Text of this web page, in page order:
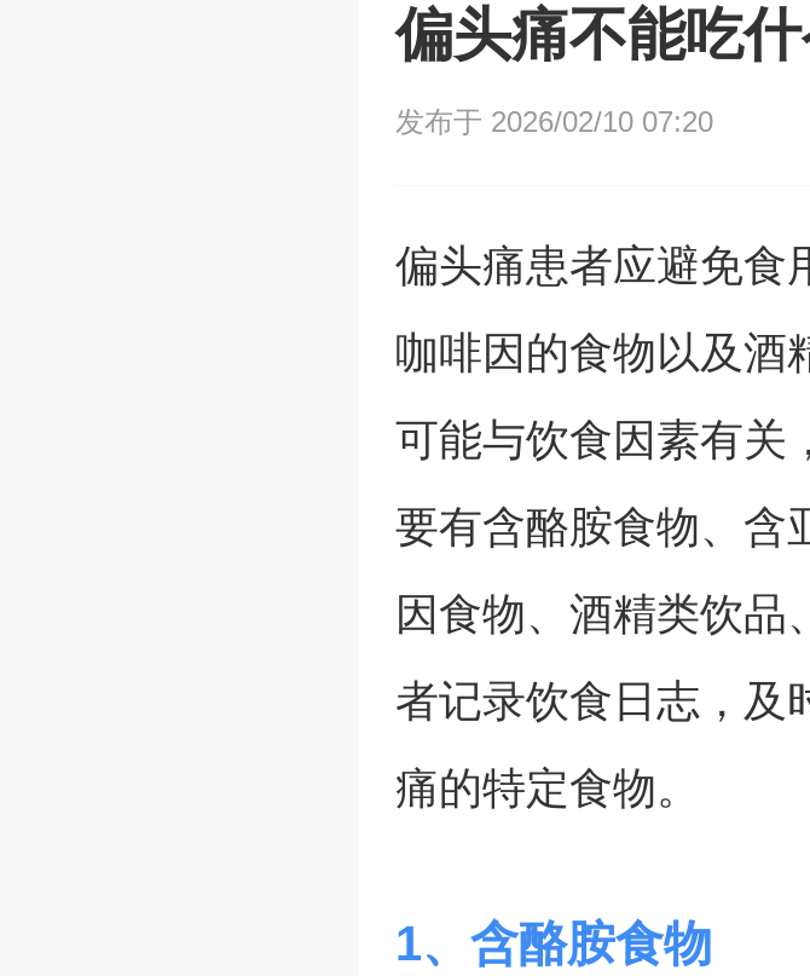
偏头痛不能吃
发布于 2026/02/10 07:20
偏头痛患者应避免食
咖啡因的食物以及酒
可能与饮食因素有关
要有含酪胺食物、含
因食物、酒精类饮品
者记录饮食日志，及
痛的特定食物。
1、含酪胺食物